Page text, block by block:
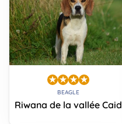
BEAGLE
Riwana de la vallée Caid